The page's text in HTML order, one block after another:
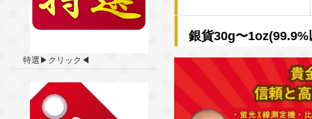
特選▶クリック◀